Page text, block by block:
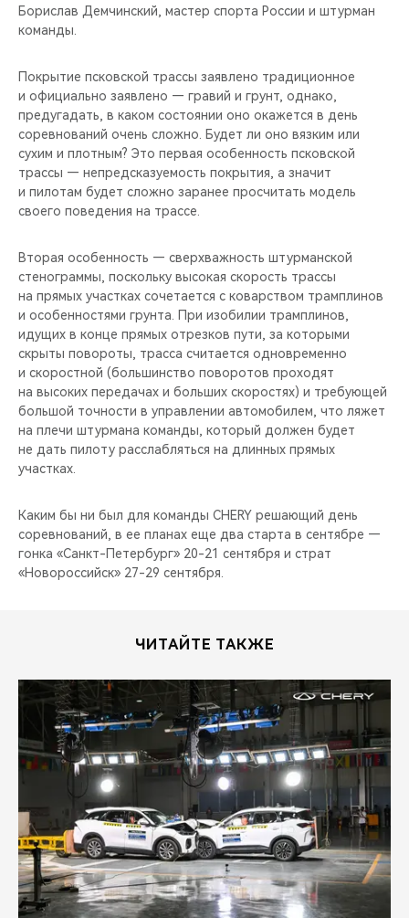
Борислав Демчинский, мастер спорта России и штурман
команды.
Покрытие псковской трассы заявлено традиционное
и официально заявлено — гравий и грунт, однако,
предугадать, в каком состоянии оно окажется в день
соревнований очень сложно. Будет ли оно вязким или
сухим и плотным? Это первая особенность псковской
трассы — непредсказуемость покрытия, а значит
и пилотам будет сложно заранее просчитать модель
своего поведения на трассе.
Вторая особенность — сверхважность штурманской
стенограммы, поскольку высокая скорость трассы
на прямых участках сочетается с коварством трамплинов
и особенностями грунта. При изобилии трамплинов,
идущих в конце прямых отрезков пути, за которыми
скрыты повороты, трасса считается одновременно
и скоростной (большинство поворотов проходят
на высоких передачах и больших скоростях) и требующей
большой точности в управлении автомобилем, что ляжет
на плечи штурмана команды, который должен будет
не дать пилоту расслабляться на длинных прямых
участках.
Каким бы ни был для команды CHERY решающий день
соревнований, в ее планах еще два старта в сентябре —
гонка «Санкт-Петербург» 20-21 сентября и страт
«Новороссийск» 27-29 сентября.
ЧИТАЙТЕ ТАКЖЕ